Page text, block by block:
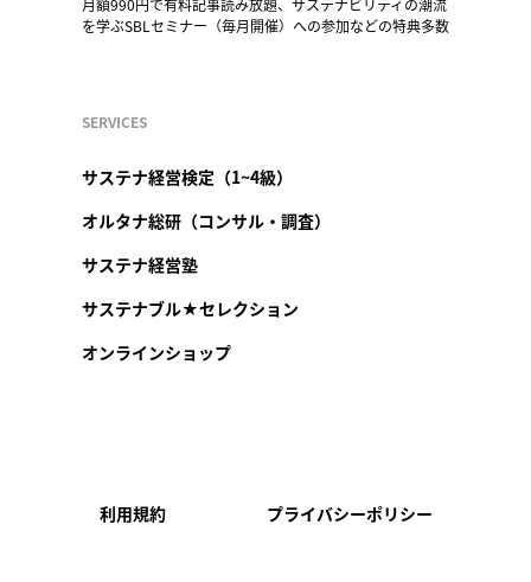
を学ぶSBLセミナー（毎月開催）への参加などの特典多数
SERVICES
サステナ経営検定（1~4級）
オルタナ総研（コンサル・調査）
サステナ経営塾
サステナブル★セレクション
オンラインショップ
利用規約 プライバシーポリシー